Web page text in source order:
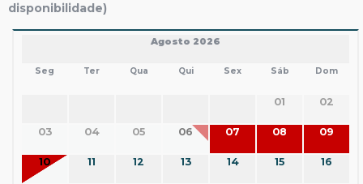
disponibilidade)
Agosto 2026
Seg Ter Qua Qui Sex Sáb Dom
01 02
03 04 05 06 07 08 09
10 11 12 13 14 15 16